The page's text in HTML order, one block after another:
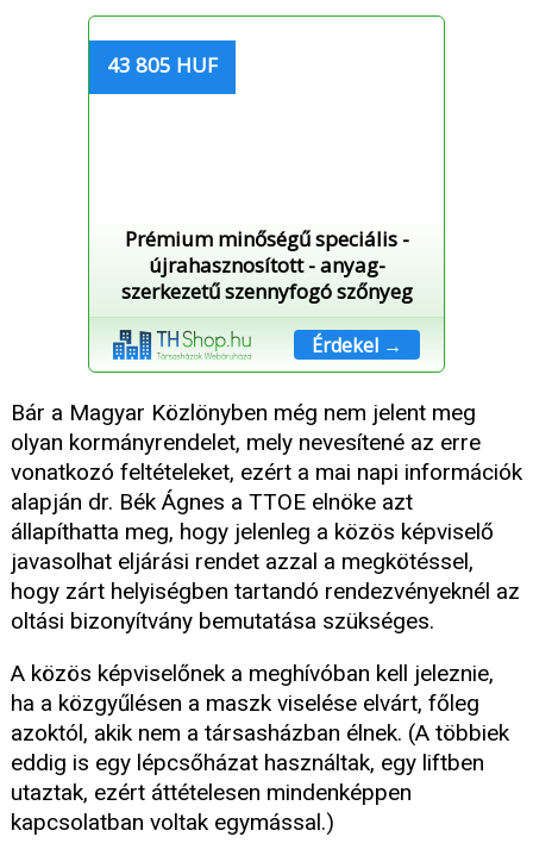
43 805 HUF
Prémium minőségű speciális -
újrahasznosított - anyag-
szerkezetű szennyfogó szőnyeg
Érdekel →
Bár a Magyar Közlönyben még nem jelent meg
olyan kormányrendelet, mely nevesítené az erre
vonatkozó feltételeket, ezért a mai napi információk
alapján dr. Bék Ágnes a TTOE elnöke azt
állapíthatta meg, hogy jelenleg a közös képviselő
javasolhat eljárási rendet azzal a megkötéssel,
hogy zárt helyiségben tartandó rendezvényeknél az
oltási bizonyítvány bemutatása szükséges.
A közös képviselőnek a meghívóban kell jeleznie,
ha a közgyűlésen a maszk viselése elvárt, főleg
azoktól, akik nem a társasházban élnek. (A többiek
eddig is egy lépcsőházat használtak, egy liftben
utaztak, ezért áttételesen mindenképpen
kapcsolatban voltak egymással.)